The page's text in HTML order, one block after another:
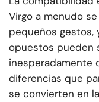
Virgo a menudo
pequeños
opuestos pueden
inesperadamente
diferencias que
se convierten en